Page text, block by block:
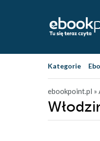
Kategorie
ebookpoint.pl »